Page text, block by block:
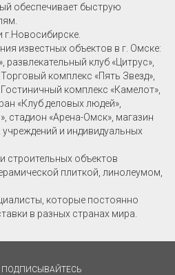
обеспечивает быструю
г.Новосибирске.
известных объектов в г. Омске:
клуб «Цитрус»,
комплекс «Пять Звезд»,
комплекс «Камелот»,
«Клуб деловых людей»,
стадион «Арена-Омск», магазин
и индивидуальных
строительных объектов
плиткой, линолеумом,
которые постоянно
в разных странах мира.
ПОДПИСЫВАЙТЕСЬ